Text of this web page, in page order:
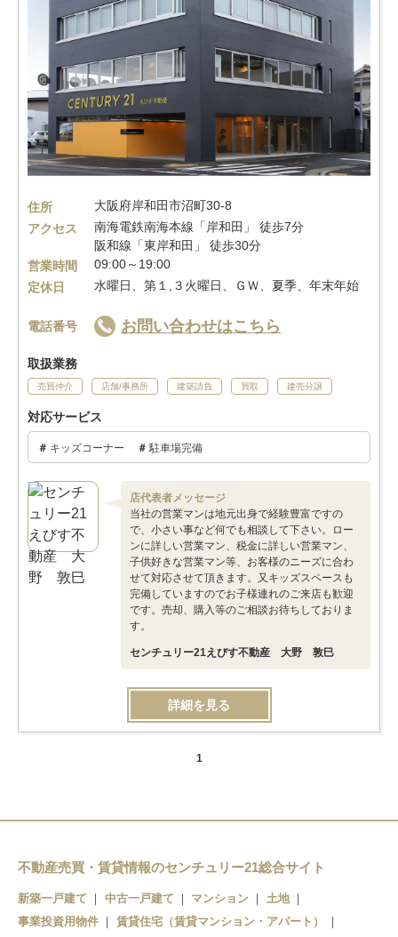
住所
大阪府岸和田市沼町30-8
アクセス
南海電鉄南海本線「岸和田」 徒歩7分
阪和線「東岸和田」 徒歩30分
営業時間
09:00～19:00
定休日
水曜日、第１,３火曜日、ＧＷ、夏季、年末年始
電話番号 お問い合わせはこちら
取扱業務
売買仲介 店舗/事務所 建築請負 買取 建売分譲
対応サービス
キッズコーナー 駐車場完備
店代表者メッセージ
当社の営業マンは地元出身で経験豊富ですの
で、小さい事など何でも相談して下さい。ロー
ンに詳しい営業マン、税金に詳しい営業マン、
子供好きな営業マン等、お客様のニーズに合わ
せて対応させて頂きます。又キッズスペースも
完備していますのでお子様連れのご来店も歓迎
です。売却、購入等のご相談お待ちしておりま
す。
センチュリー21えびす不動産 大野 敦巳
詳細を見る
1
不動産売買・賃貸情報のセンチュリー21総合サイト
新築一戸建て 中古一戸建て マンション
土地
事業投資用物件
賃貸住宅（賃貸マンション・アパート）